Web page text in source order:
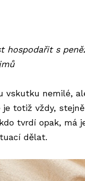
hospodařit s
vskutku nemilé,
totiž vždy,
tvrdí opak, má
dělat.